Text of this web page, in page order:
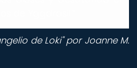
de Loki" por Joanne M.